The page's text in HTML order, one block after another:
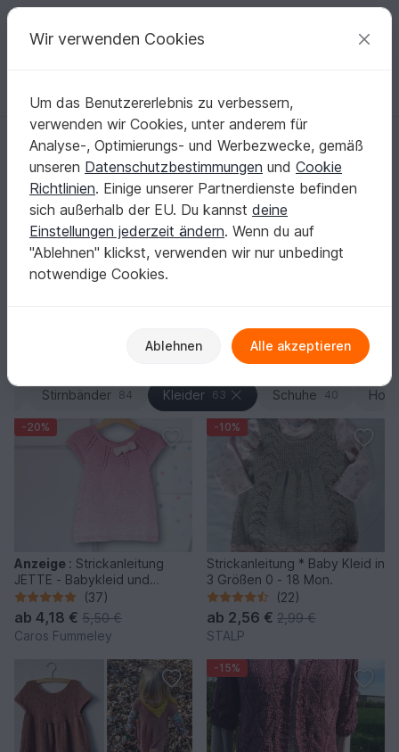
Deine kreativen Ideen
Deutsch | € (EUR) einloggen Kostenlos registrieren
Startseite Stricken Kinder Kleider
Kinderkleid stricken: Nahtlos mit Raglan von
oben (RVO) & Rundpasse
Du willst Konstruktionen, die sauber sitzen und ohne
Zusammennähen auskommen? Entdecke
Strickanleitungen als PDF mit RVO, Rundpasse,
Lochmuster oder Zöpfen – ideal zum Anprobieren
Sortieren / Filter
Stirnbänder 84 Kleider 63 Schuhe 40
-20%
Anzeige : Strickanleitung
JETTE - Babykleid und
Kinderkleid in 6 Größen
(37)
ab 4,18 € 5,50 €
Caros Fummeley
-10%
Strickanleitung * Baby Kleid in
3 Größen 0 - 18 Mon.
(22)
ab 2,56 € 2,99 €
STALP
-15%
Wir verwenden Cookies
Um das Benutzererlebnis zu verbessern,
verwenden wir Cookies, unter anderem für
Analyse-, Optimierungs- und Werbezwecke, gemäß
unseren Datenschutzbestimmungen und Cookie
Richtlinien. Einige unserer Partnerdienste befinden
sich außerhalb der EU. Du kannst deine
Einstellungen jederzeit ändern. Wenn du auf
"Ablehnen" klickst, verwenden wir nur unbedingt
notwendige Cookies.
Ablehnen Alle akzeptieren